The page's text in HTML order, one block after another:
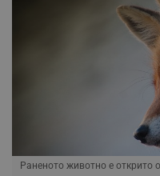
Раненото животно е открито